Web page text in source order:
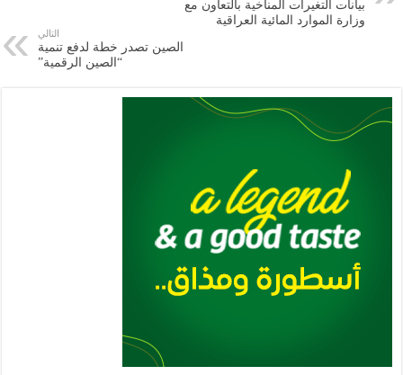
n
بيانات التغيرات المناخية بالتعاون مع
وزارة الموارد المائية العراقية
التالي
الصين تصدر خطة لدفع تنمية
“الصين الرقمية”